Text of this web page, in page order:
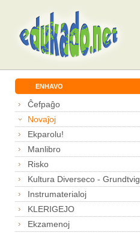
ENHAVO
Ĉefpaĝo
Novaĵoj
Ekparolu!
Manlibro
Risko
Kultura Diverseco - Grundtvig
Instrumaterialoj
KLERIGEJO
Ekzamenoj